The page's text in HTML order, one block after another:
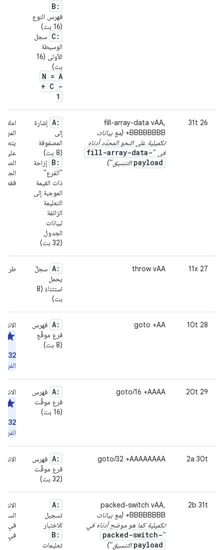
B:
فهرس النوع
(16 بت)
C: سجل
الوسيطة
الأولى (16
بت)
N = A
+ C -
1
26 31t
fill-array-data vAA,
+BBBBBBBB (مع بيانات
تكميلية على النحو المحدّد أدناه
في "fill-array-data-
payloadالتنسيق")
A: إشارة
إلى
المصفوفة
(8 بت)
B:
إزاحة
"الفرع"
ذات القيمة
الموجبة إلى
التعليمة
الزائفة
لبيانات
الجدول
(32 بت)
املأ
على
فقط
27 11x
throw vAA
A: سجلّ
يحمل
استثناءً (8
بت)
طرح
28 10t
goto +AA
A: فهرس
فرع موقَّع
(8 بت)
32
29 20t
goto/16 +AAAA
A: فهرس
فرع موقَّت
(16 بت)
32
‫2a 30t
goto/32 +AAAAAAAA
A: فهرس
فرع موقَّت
(32 بت)
2b 31t
packed-switch vAA,
+BBBBBBBB (مع بيانات
تكميلية كما هو موضح أدناه في
"
packed-switch-
payloadالتنسيق")
A:
تسجيل
للاختبار
B:
تعليمات
في
في